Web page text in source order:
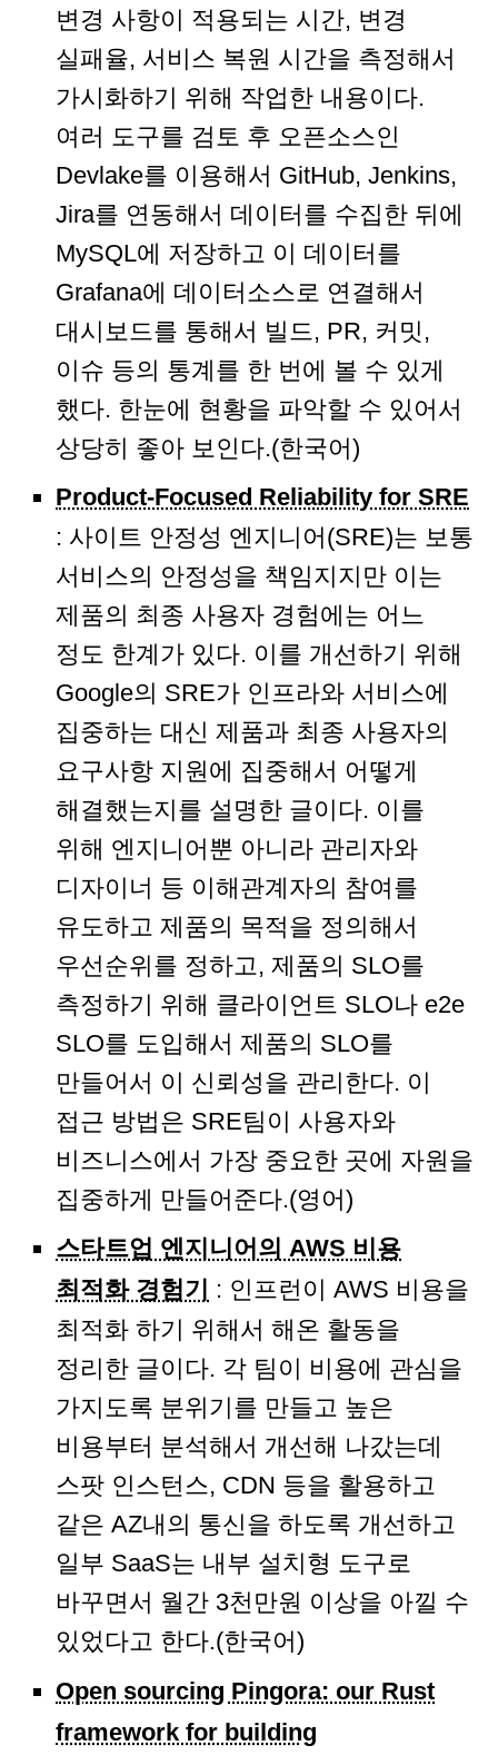
변경 사항이 적용되는 시간, 변경
실패율, 서비스 복원 시간을 측정해서
가시화하기 위해 작업한 내용이다.
여러 도구를 검토 후 오픈소스인
Devlake를 이용해서 GitHub, Jenkins,
Jira를 연동해서 데이터를 수집한 뒤에
MySQL에 저장하고 이 데이터를
Grafana에 데이터소스로 연결해서
대시보드를 통해서 빌드, PR, 커밋,
이슈 등의 통계를 한 번에 볼 수 있게
했다. 한눈에 현황을 파악할 수 있어서
상당히 좋아 보인다.(한국어)
Product-Focused Reliability for SRE
: 사이트 안정성 엔지니어(SRE)는 보통
서비스의 안정성을 책임지지만 이는
제품의 최종 사용자 경험에는 어느
정도 한계가 있다. 이를 개선하기 위해
Google의 SRE가 인프라와 서비스에
집중하는 대신 제품과 최종 사용자의
요구사항 지원에 집중해서 어떻게
해결했는지를 설명한 글이다. 이를
위해 엔지니어뿐 아니라 관리자와
디자이너 등 이해관계자의 참여를
유도하고 제품의 목적을 정의해서
우선순위를 정하고, 제품의 SLO를
측정하기 위해 클라이언트 SLO나 e2e
SLO를 도입해서 제품의 SLO를
만들어서 이 신뢰성을 관리한다. 이
접근 방법은 SRE팀이 사용자와
비즈니스에서 가장 중요한 곳에 자원을
집중하게 만들어준다.(영어)
스타트업 엔지니어의 AWS 비용
최적화 경험기
: 인프런이 AWS 비용을
최적화 하기 위해서 해온 활동을
정리한 글이다. 각 팀이 비용에 관심을
가지도록 분위기를 만들고 높은
비용부터 분석해서 개선해 나갔는데
스팟 인스턴스, CDN 등을 활용하고
같은 AZ내의 통신을 하도록 개선하고
일부 SaaS는 내부 설치형 도구로
바꾸면서 월간 3천만원 이상을 아낄 수
있었다고 한다.(한국어)
Open sourcing Pingora: our Rust
framework for building